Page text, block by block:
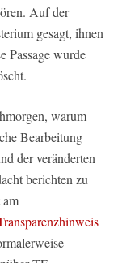
Auf der
gesagt, ihnen
Passage wurde
warum
Bearbeitung
der veränderten
berichten zu